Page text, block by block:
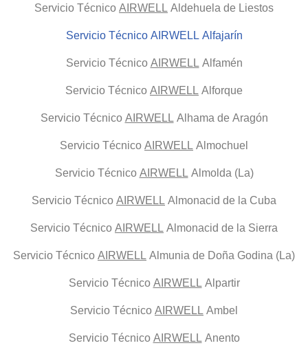
Servicio Técnico AIRWELL Aldehuela de Liestos
Servicio Técnico AIRWELL Alfajarín
Servicio Técnico AIRWELLAlfamén
Servicio Técnico AIRWELL Alforque
Servicio Técnico AIRWELLAlhama de Aragón
Servicio Técnico AIRWELL Almochuel
Servicio Técnico AIRWELLAlmolda (La)
Servicio Técnico AIRWELL Almonacid de la Cuba
Servicio Técnico AIRWELL Almonacid de la Sierra
Servicio Técnico AIRWELL Almunia de Doña Godina (La)
Servicio Técnico AIRWELLAlpartir
Servicio Técnico AIRWELL Ambel
Servicio Técnico AIRWELLAnento